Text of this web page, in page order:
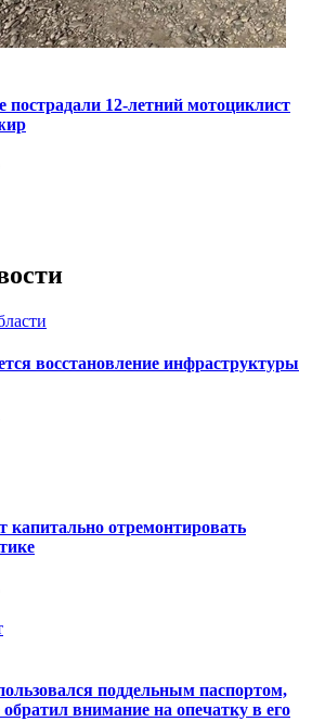
12-летний мотоциклист
восстановление инфраструктуры
капитально отремонтировать
поддельным паспортом,
внимание на опечатку в его